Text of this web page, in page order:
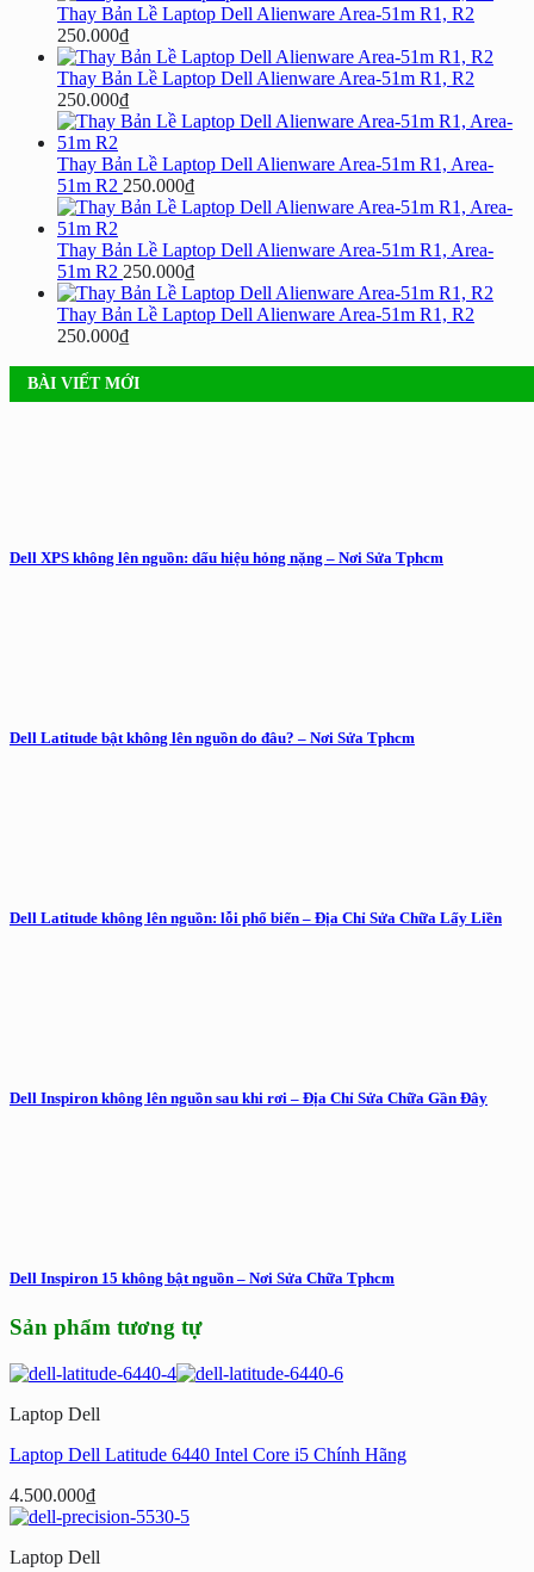
Thay Bản Lề Laptop Dell Alienware Area-51m R1, R2
250.000₫
Thay Bản Lề Laptop Dell Alienware Area-51m R1, R2
250.000₫
Thay Bản Lề Laptop Dell Alienware Area-51m R1, Area-
51m R2 250.000₫
Thay Bản Lề Laptop Dell Alienware Area-51m R1, Area-
51m R2 250.000₫
Thay Bản Lề Laptop Dell Alienware Area-51m R1, R2
250.000₫
BÀI VIẾT MỚI
Dell XPS không lên nguồn: dấu hiệu hỏng nặng – Nơi Sửa Tphcm
Dell Latitude bật không lên nguồn do đâu? – Nơi Sửa Tphcm
Dell Latitude không lên nguồn: lỗi phổ biến – Địa Chỉ Sửa Chữa Lấy Liền
Dell Inspiron không lên nguồn sau khi rơi – Địa Chỉ Sửa Chữa Gần Đây
Dell Inspiron 15 không bật nguồn – Nơi Sửa Chữa Tphcm
Sản phẩm tương tự
Laptop Dell
Laptop Dell Latitude 6440 Intel Core i5 Chính Hãng
4.500.000₫
Laptop Dell